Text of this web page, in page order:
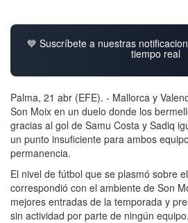
💙 Suscríbete a nuestras
tiempo real
Palma, 21 abr (EFE). - Mallorca y
Son Moix en un duelo donde los
gracias al gol de Samu Costa y Sadiq
un punto insuficiente para ambos
permanencia.
El nivel de fútbol que se plasmó sobre
correspondió con el ambiente de Son
mejores entradas de la temporada y
sin actividad por parte de ningún equipo.